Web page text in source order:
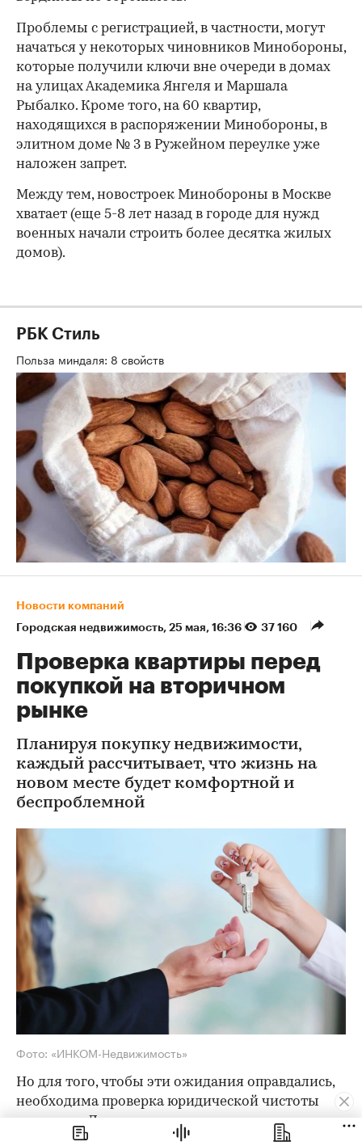
Проблемы с регистрацией, в частности, могут
начаться у некоторых чиновников Минобороны,
которые получили ключи вне очереди в домах
на улицах Академика Янгеля и Маршала
Рыбалко. Кроме того, на 60 квартир,
находящихся в распоряжении Минобороны, в
элитном доме № 3 в Ружейном переулке уже
наложен запрет.
Между тем, новостроек Минобороны в Москве
хватает (еще 5-8 лет назад в городе для нужд
военных начали строить более десятка жилых
домов).
РБК Стиль
Польза миндаля: 8 свойств
Новости компаний
Городская недвижимость⁠, 25 мая, 16:36 37 160
Проверка квартиры перед
покупкой на вторичном
рынке
Планируя покупку недвижимости,
каждый рассчитывает, что жизнь на
новом месте будет комфортной и
беспроблемной
Фото: «ИНКОМ-Недвижимость»
Но для того, чтобы эти ожидания оправдались,
необходима проверка юридической чистоты
квартиры. Для ее проведения существует
определенный чек-лист; давайте остановимся